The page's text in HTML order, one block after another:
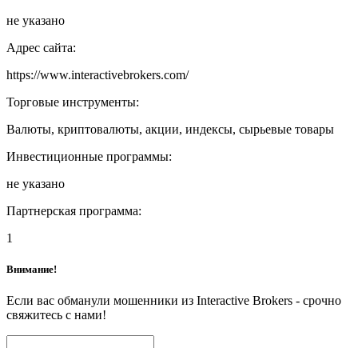
не указано
Адрес сайта:
https://www.interactivebrokers.com/
Торговые инструменты:
Валюты, криптовалюты, акции, индексы, сырьевые товары
Инвестиционные программы:
не указано
Партнерская программа:
1
Внимание!
Если вас обманули мошенники из Interactive Brokers - срочно
свяжитесь с нами!